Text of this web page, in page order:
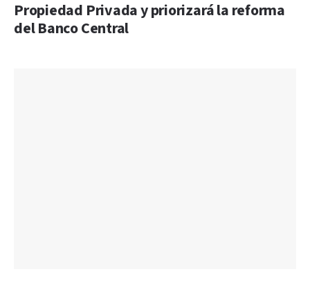
Propiedad Privada y priorizará la reforma
del Banco Central